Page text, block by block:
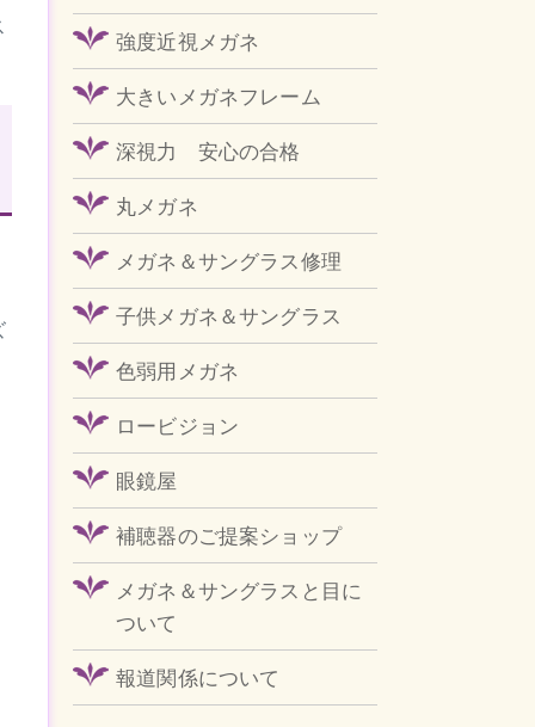
強度近視メガネ
大きいメガネフレーム
深視力 安心の合格
丸メガネ
メガネ＆サングラス修理
子供メガネ＆サングラス
色弱用メガネ
ロービジョン
眼鏡屋
補聴器のご提案ショップ
メガネ＆サングラスと目に
ついて
報道関係について